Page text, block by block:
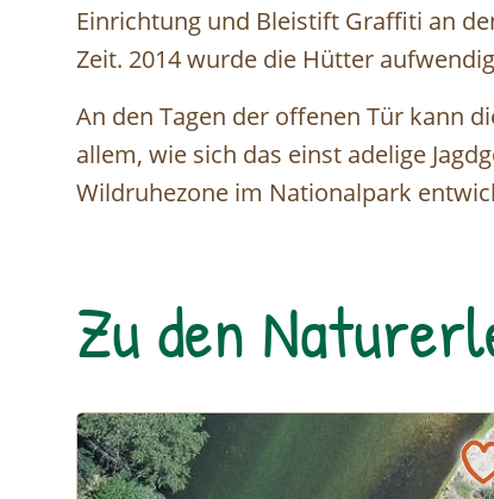
Einrichtung und Bleistift Graffiti an
Zeit. 2014 wurde die Hütter
An den Tagen der offenen Tür kann
allem, wie sich das einst adelige
Wildruhezone im Nationalpark
Zu den